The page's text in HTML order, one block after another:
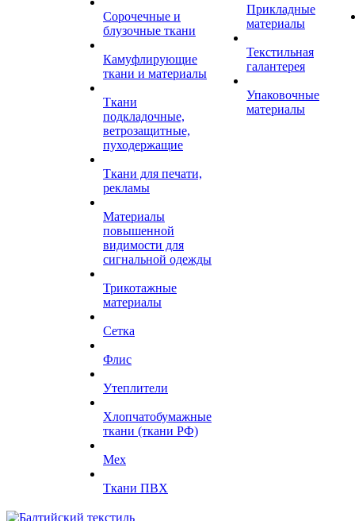
Сорочечные и
блузочные ткани
Камуфлирующие
ткани и материалы
Ткани
подкладочные,
ветрозащитные,
пуходержащие
Ткани для печати,
рекламы
Материалы
повышенной
видимости для
сигнальной одежды
Трикотажные
материалы
Сетка
Флис
Утеплители
Хлопчатобумажные
ткани (ткани РФ)
Мех
Ткани ПВХ
Прикладные
материалы
Текстильная
галантерея
Упаковочные
материалы